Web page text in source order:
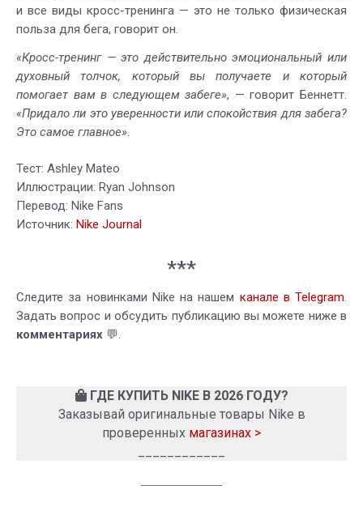
и все виды кросс-тренинга — это не только физическая
польза для бега, говорит он.
«Кросс-тренинг — это действительно эмоциональный или
духовный толчок, который вы получаете и который
помогает вам в следующем забеге», — говорит Беннетт.
«Придало ли это уверенности или спокойствия для забега?
Это самое главное»
Тест: Ashley Mateo
Иллюстрации: Ryan Johnson
Перевод: Nike Fans
Источник: Nike Journal
***
Следите за новинками Nike на нашем канале в Telegram
Задать вопрос и обсудить публикацию вы можете ниже в
комментариях 💬.
ГДЕ КУПИТЬ NIKE В 2026 ГОДУ?
Заказывай оригинальные товары Nike в
проверенных магазинах >